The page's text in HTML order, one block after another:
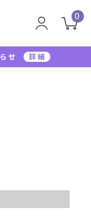
0
せ 詳細
ステム リフトクリー